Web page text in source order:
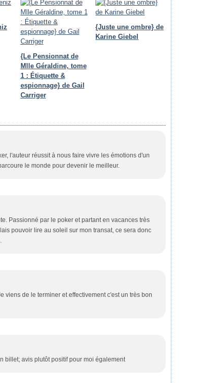
{Le Pensionnat de
Mlle Géraldine, tome
1 : Étiquette &
espionnage} de Gail
Carriger
{Juste une ombre} de
Karine Giebel
l'auteur réussit à nous faire vivre les émotions d'un
le monde pour devenir le meilleur.
Passionné par le poker et partant en vacances très
pouvoir lire au soleil sur mon transat, ce sera donc
viens de le terminer et effectivement c'est un très bon
billet; avis plutôt positif pour moi également